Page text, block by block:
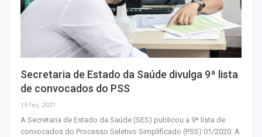
Secretaria de Estado da Saúde divulga 9ª lista
de convocados do PSS
19 fev, 2021
A Secretaria de Estado da Saúde (SES) publicou a 9ª lista de
convocados do Processo Seletivo Simplificado (PSS) 01/2020. A